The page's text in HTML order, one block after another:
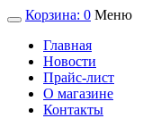
Корзина: 0 Меню
Главная
Новости
Прайс-лист
О магазине
Контакты